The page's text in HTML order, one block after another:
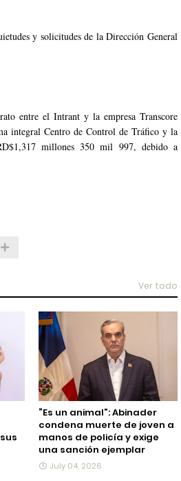
y solicitudes de la Dirección General
entre el Intrant y la empresa Transcore
integral Centro de Control de Tráfico y la
millones 350 mil 997, debido a
Ver todo
“Es un animal”: Abinader
condena muerte de joven a
manos de policía y exige
una sanción ejemplar
July 04, 2026